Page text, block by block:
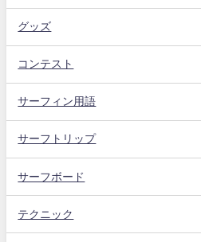
グッズ
コンテスト
サーフィン用語
サーフトリップ
サーフボード
テクニック